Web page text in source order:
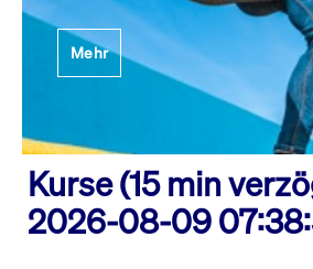
Mehr
Kurse (15 min
2026-08-09